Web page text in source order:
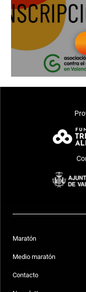
Maratón
Medio maratón
Contacto